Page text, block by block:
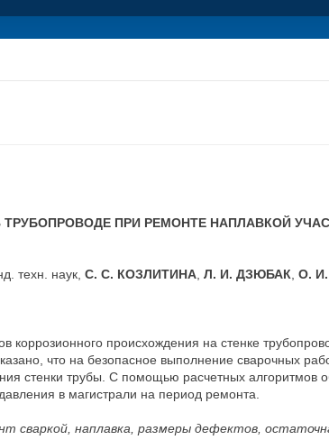
ПРИ РЕМОНТЕ НАПЛАВКОЙ
техн. наук, С. С. КОЗЛИТИНА Л. И. ДЗЮБАК О.
коррозионного происхождения на стенке
что на безопасное выполнение сварочных
стенки трубы. С помощью расчетных алгоритмов
в магистрали на период ремонта.
сваркой, наплавка, размеры дефектов,